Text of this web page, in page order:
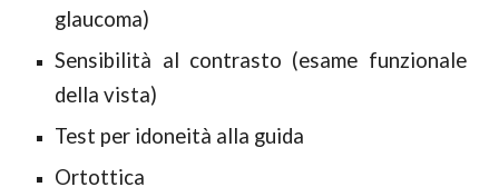
glaucoma)
Sensibilità al contrasto (esame funzionale
della vista)
Test per idoneità alla guida
Ortottica